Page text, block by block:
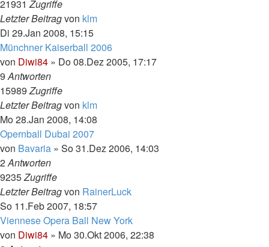
21931Zugriffe
Letzter Beitragvon klm
Di 29.Jan 2008, 15:15
Münchner Kaiserball 2006
von Diwi84 » Do 08.Dez 2005, 17:17
9Antworten
15989Zugriffe
Letzter Beitragvon klm
Mo 28.Jan 2008, 14:08
Opernball Dubai 2007
von Bavaria » So 31.Dez 2006, 14:03
2Antworten
9235Zugriffe
Letzter Beitragvon RainerLuck
So 11.Feb 2007, 18:57
Viennese Opera Ball New York
von Diwi84 » Mo 30.Okt 2006, 22:38